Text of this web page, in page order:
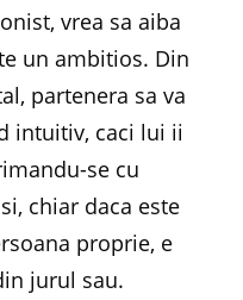
vrea sa aiba
un ambitios. Din
partenera sa va
intuitiv, caci lui ii
se cu
chiar daca este
proprie, e
jurul sau.